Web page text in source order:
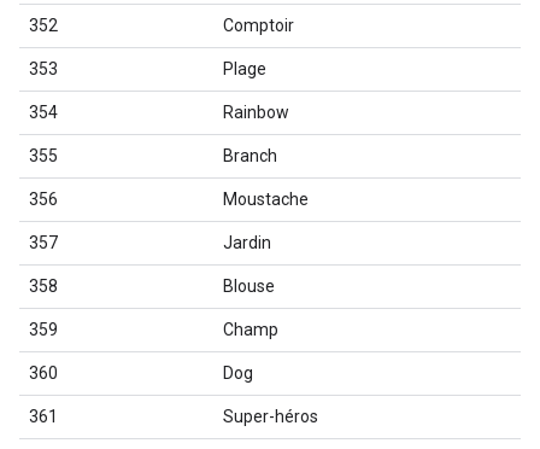
352 Comptoir
353 Plage
354 Rainbow
355 Branch
356 Moustache
357 Jardin
358 Blouse
359 Champ
360 Dog
361 Super-héros